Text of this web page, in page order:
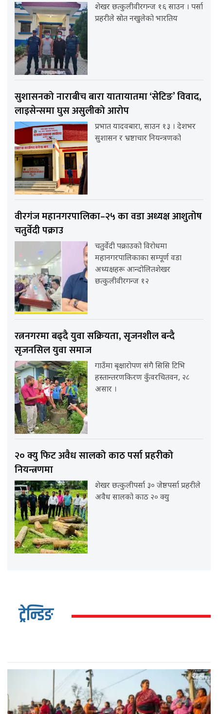
शेखर छत्कुलीवीरगन्ज १६ साउन । पर्सा
प्रहरीले स्रोत नखुलेको भारतिय
सुशासनको नाराबीच बारा यातायातमा ‘सेटिङ’ विवाद,
लाइसेन्समा घुस असुलीको आरोप
प्रभात यादवबारा, साउन १३ । देशभर
सुशासन र भ्रष्टाचार नियन्त्रणको
वीरगंज महानगरपालिका–२५ का वडा अध्यक्ष आशुतोष
चतुर्वेदी पक्राउ
चतुर्वेदी पक्राउको विरोधमा
महानगरपालिकाका सम्पूर्ण वडा
अध्यक्षहरू आन्दोलितशेखर
छत्कुलीवीरगन्ज १२
रत्ननगरमा बढ्दै युवा सक्रियता, सृजनशील बन्दै
सृजनसिल युवा समाज
गाउँमा बृक्षारोपण संगै सिसि टिभि
हस्तान्तरणकिरण कुँवरचितवन, २८
असार ।
२० क्यु फिट अवैध सालको काठ पर्सा प्रहरीको
नियन्त्रणमा
शेखर छत्कुलीपर्सा ३० जेष्ठपर्सा प्रहरीले
अवैध सालको काठ २० क्यु
ट्रेन्डिङ